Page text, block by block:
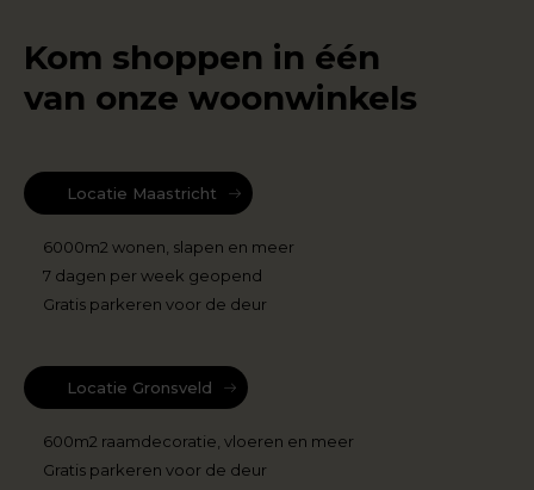
Kom shoppen in één
van onze woonwinkels
Locatie Maastricht
6000m2 wonen, slapen en meer
7 dagen per week geopend
Gratis parkeren voor de deur
Locatie Gronsveld
600m2 raamdecoratie, vloeren en meer
Gratis parkeren voor de deur